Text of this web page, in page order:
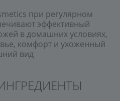
при регулярном
эффективный
в домашних условиях,
комфорт и ухоженный
вид